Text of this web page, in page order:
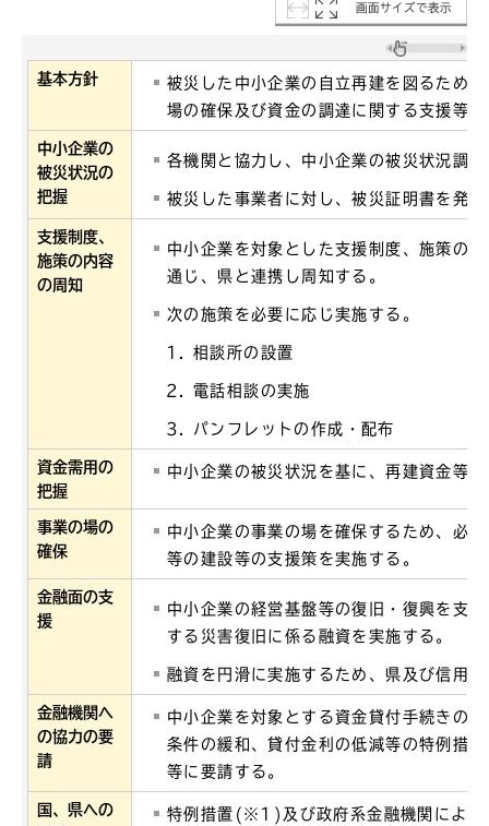
画面サイズで表示
基本方針
被災した中小企業の自立再建を図るため
場の確保及び資金の調達に関する支援等
中小企業の
被災状況の
把握
各機関と協力し、中小企業の被災状況調
被災した事業者に対し、被災証明書を発
支援制度、
施策の内容
の周知
中小企業を対象とした支援制度、施策の
通じ、県と連携し周知する。
次の施策を必要に応じ実施する。
相談所の設置
電話相談の実施
パンフレットの作成・配布
資金需用の
把握
中小企業の被災状況を基に、再建資金等
事業の場の
確保
中小企業の事業の場を確保するため、必
等の建設等の支援策を実施する。
金融面の支
援
中小企業の経営基盤等の復旧・復興を支
する災害復旧に係る融資を実施する。
融資を円滑に実施するため、県及び信用
金融機関へ
の協力の要
請
中小企業を対象とする資金貸付手続きの
条件の緩和、貸付金利の低減等の特例措
等に要請する。
国、県への
特例措置(※1)及び政府系金融機関による